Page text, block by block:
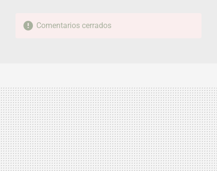
Comentarios cerrados